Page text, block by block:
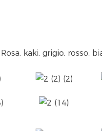
Rosa, kaki, grigio, rosso,